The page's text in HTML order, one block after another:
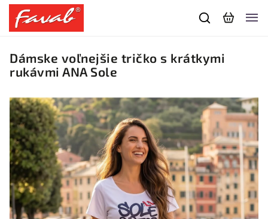
Dámske voľnejšie tričko s krátkymi
rukávmi ANA Sole